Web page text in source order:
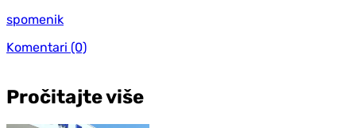
spomenik
Komentari (0)
Pročitajte više